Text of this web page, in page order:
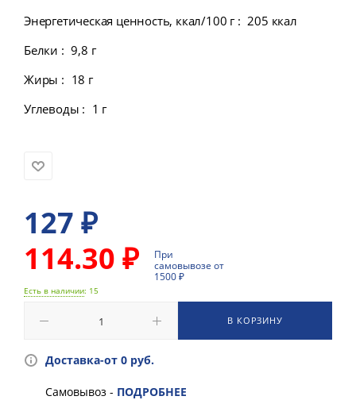
Энергетическая ценность, ккал/100 г : 205 ккал
Белки : 9,8 г
Жиры : 18 г
Углеводы : 1 г
127 ₽
114.30 ₽
При
самовывозе от
1500 ₽
Есть в наличии: 15
В КОРЗИНУ
Доставка-от 0 руб.
Самовывоз - ПОДРОБНЕЕ